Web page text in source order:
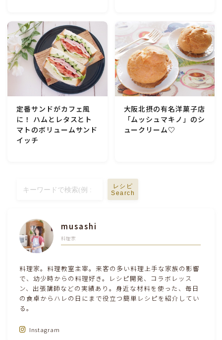
圧力鍋使用の料理
ソース・ドレッシング・たれ・ディップ類
ドリンク・シロップ・ジャム類
その他食材
テーブルコーディネート・食器・調理器具
離乳食・キッズメニュー
育児徒然
その他徒然
定番サンドがカフェ風
に！ ハムとレタスとト
マトのボリュームサンド
イッチ
大阪北摂の有名洋菓子店
「ムッシュマキノ」のシ
ュークリーム♡
レシピ
Search
musashi
料理家
料理家。料理教室主宰。来客の多い料理上手な家族の影響
で、幼少時からの料理好き。レシピ開発、コラボレッス
ン、出張講師などの実績あり。身近な材料を使った、毎日
の食卓からハレの日にまで役立つ簡単レシピを紹介してい
る。
Instagram